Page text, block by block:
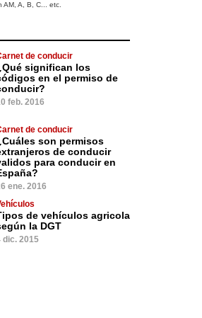
A, B, C... etc.
de conducir
significan los
en el permiso de
feb. 2016
de conducir
son permisos
de conducir
para conducir en
ene. 2016
de vehículos agricola
la DGT
dic. 2015